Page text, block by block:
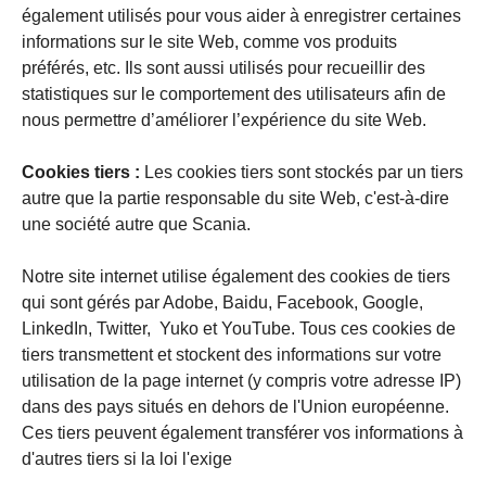
également utilisés pour vous aider à enregistrer certaines
informations sur le site Web, comme vos produits
préférés, etc. Ils sont aussi utilisés pour recueillir des
statistiques sur le comportement des utilisateurs afin de
nous permettre d’améliorer l’expérience du site Web.
Cookies tiers : Les cookies tiers sont stockés par un tiers
autre que la partie responsable du site Web, c'est-à-dire
une société autre que Scania.
Notre site internet utilise également des cookies de tiers
qui sont gérés par Adobe, Baidu, Facebook, Google,
LinkedIn, Twitter, Yuko et YouTube. Tous ces cookies de
tiers transmettent et stockent des informations sur votre
utilisation de la page internet (y compris votre adresse IP)
dans des pays situés en dehors de l'Union européenne.
Ces tiers peuvent également transférer vos informations à
d'autres tiers si la loi l'exige